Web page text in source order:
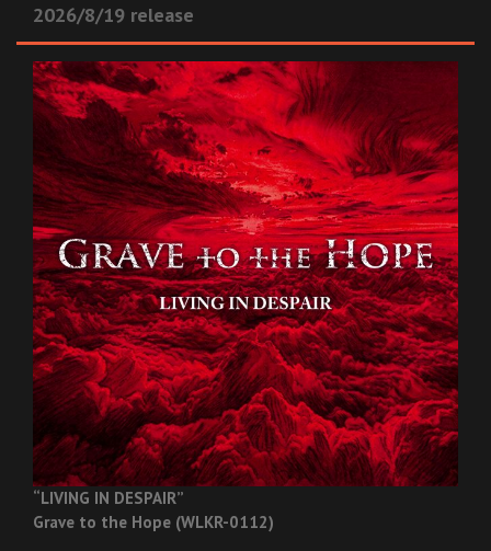
2026/8/19 release
“LIVING IN DESPAIR”
Grave to the Hope (WLKR-0112)